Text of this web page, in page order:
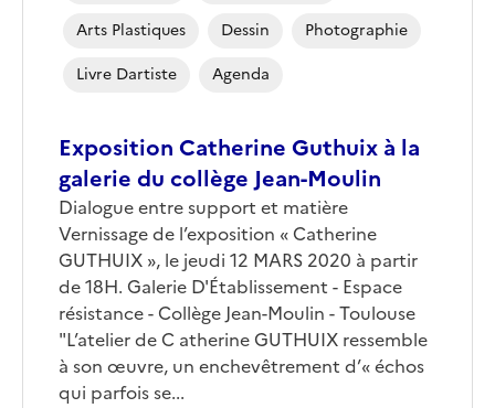
Exposition Catherine Guthuix à la
galerie du collège Jean-Moulin
Dialogue entre support et matière
Vernissage de l’exposition « Catherine
GUTHUIX », le jeudi 12 MARS 2020 à partir
de 18H. Galerie D'Établissement - Espace
résistance - Collège Jean-Moulin - Toulouse
"L’atelier de C atherine GUTHUIX ressemble
à son œuvre, un enchevêtrement d’« échos
qui parfois se...
Arts Plastiques
Dessin
Photographie
Livre Dartiste
Agenda